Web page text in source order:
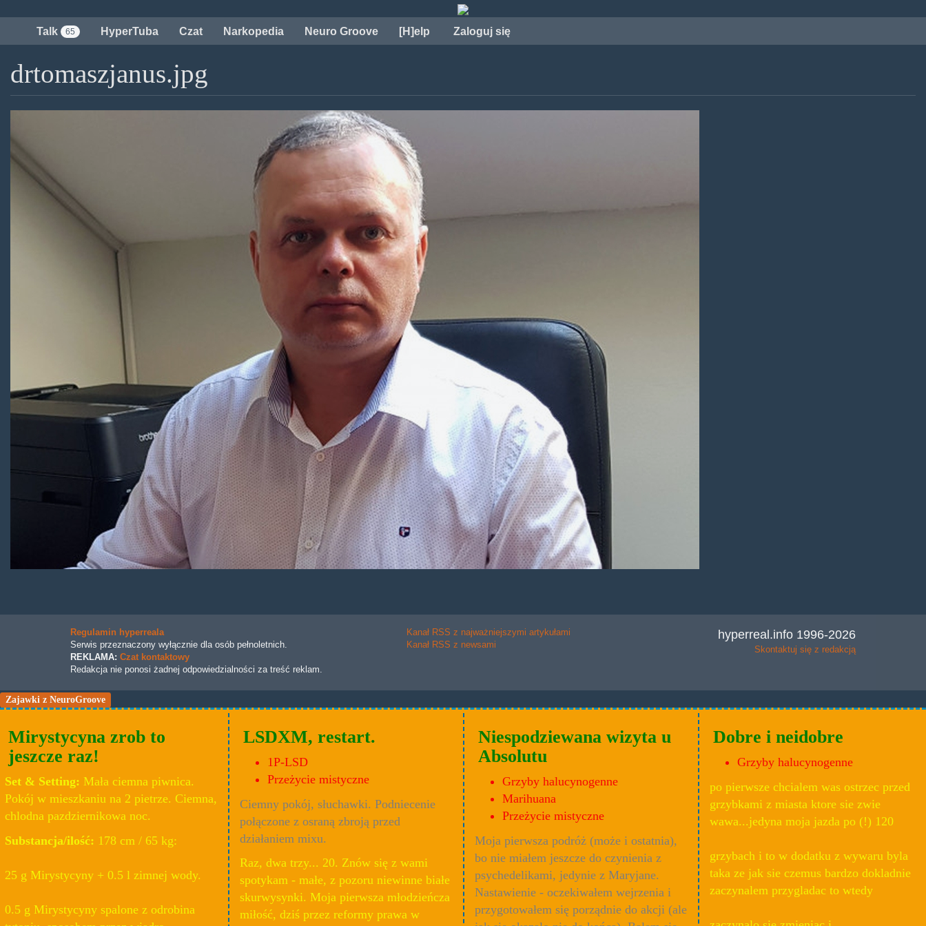
treści
Talk 65 HyperTuba Czat Narkopedia Neuro Groove [H]elp Zaloguj się
drtomaszjanus.jpg
Regulamin hyperreala
Serwis przeznaczony wyłącznie dla osób pełnoletnich.
REKLAMA: Czat kontaktowy
Redakcja nie ponosi żadnej odpowiedzialności za treść reklam.
Kanał RSS z najważniejszymi artykułami
Kanał RSS z newsami
hyperreal.info 1996-2026
Skontaktuj się z redakcją
Zajawki z NeuroGroove
Mirystycyna zrob to
jeszcze raz!
Set & Setting: Mała ciemna piwnica.
Pokój w mieszkaniu na 2 pietrze. Ciemna,
chlodna pazdziernikowa noc.
Substancja/ilość: 178 cm / 65 kg:
25 g Mirystycyny + 0.5 l zimnej wody.
0.5 g Mirystycyny spalone z odrobina
LSDXM, restart.
1P-LSD
Przeżycie mistyczne
Ciemny pokój, słuchawki. Podniecenie
połączone z osraną zbroją przed
działaniem mixu.
Raz, dwa trzy... 20. Znów się z wami
spotykam - małe, z pozoru niewinne białe
skurwysynki. Moja pierwsza młodzieńcza
miłość, dziś przez reformy prawa w
Niespodziewana wizyta u
Absolutu
Grzyby halucynogenne
Marihuana
Przeżycie mistyczne
Moja pierwsza podróż (może i ostatnia),
bo nie miałem jeszcze do czynienia z
psychedelikami, jedynie z Maryjane.
Nastawienie - oczekiwałem wejrzenia i
przygotowałem się porządnie do akcji (ale
Dobre i neidobre
Grzyby halucynogenne
po pierwsze chcialem was ostrzec przed
grzybkami z miasta ktore sie zwie
wawa...jedyna moja jazda po (!) 120
grzybach i to w dodatku z wywaru byla
taka ze jak sie czemus bardzo dokladnie
zaczynalem przygladac to wtedy